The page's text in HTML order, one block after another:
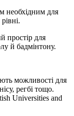
необхідним для
простір для
й бадмінтону.
можливості для
регбі тощо.
Universities and